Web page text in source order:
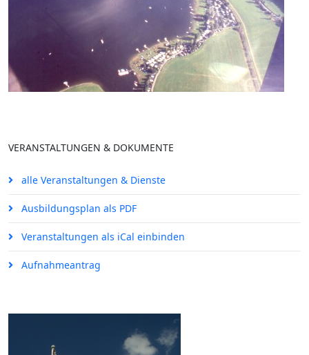
VERANSTALTUNGEN & DOKUMENTE
alle Veranstaltungen & Dienste
Ausbildungsplan als PDF
Veranstaltungen als iCal einbinden
Aufnahmeantrag